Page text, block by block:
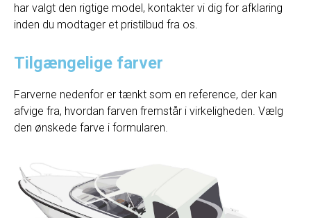
har valgt den rigtige model, kontakter vi dig for afklaring
inden du modtager et pristilbud fra os.
Tilgængelige farver
Farverne nedenfor er tænkt som en reference, der kan
afvige fra, hvordan farven fremstår i virkeligheden. Vælg
den ønskede farve i formularen.